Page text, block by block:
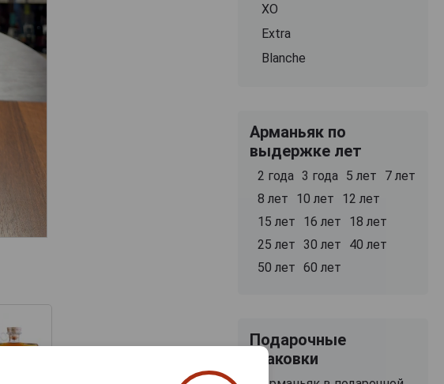
XO
Extra
Blanche
Арманьяк по
выдержке лет
2 года 3 года 5 лет
7 лет
8 лет
10 лет
12 лет
15 лет
16 лет
18 лет
25 лет 30 лет
40 лет
50 лет 60 лет
Подарочные
упаковки